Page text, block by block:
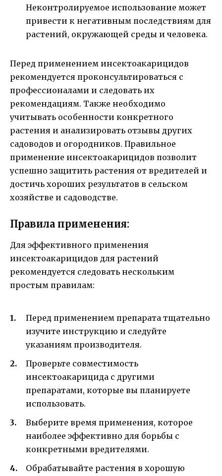
Неконтролируемое использование может
привести к негативным последствиям для
растений, окружающей среды и человека.
Перед применением инсектоакарицидов
рекомендуется проконсультироваться с
профессионалами и следовать их
рекомендациям. Также необходимо
учитывать особенности конкретного
растения и анализировать отзывы других
садоводов и огородников. Правильное
применение инсектоакарицидов позволит
успешно защитить растения от вредителей и
достичь хороших результатов в сельском
хозяйстве и садоводстве.
Правила применения:
Для эффективного применения
инсектоакарицидов для растений
рекомендуется следовать нескольким
простым правилам:
Перед применением препарата тщательно
изучите инструкцию и следуйте
указаниям производителя.
Проверьте совместимость
инсектоакарицида с другими
препаратами, которые вы планируете
использовать.
Выберите время применения, которое
наиболее эффективно для борьбы с
конкретными вредителями.
Обрабатывайте растения в хорошую